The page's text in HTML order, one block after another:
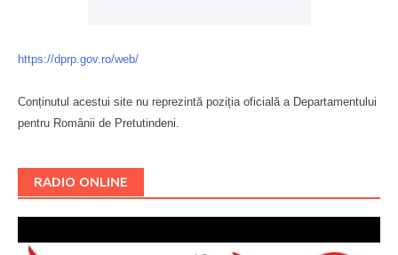
https://dprp.gov.ro/web/
Conținutul acestui site nu reprezintă poziția oficială a Departamentului
pentru Românii de Pretutindeni.
RADIO ONLINE